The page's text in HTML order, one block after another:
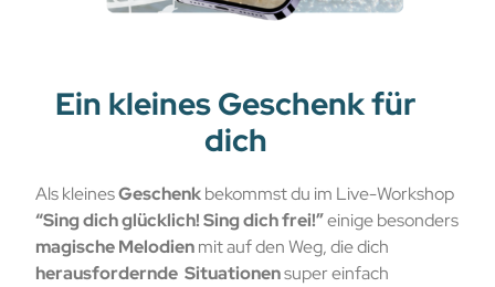
Ein kleines Geschenk für
dich
Als kleinesGeschenkbekommst du im Live-Workshop
“Sing dich glücklich! Sing dich frei!”einige besonders
magische Melodienmit auf den Weg, die dich
herausfordernde Situationensuper einfach